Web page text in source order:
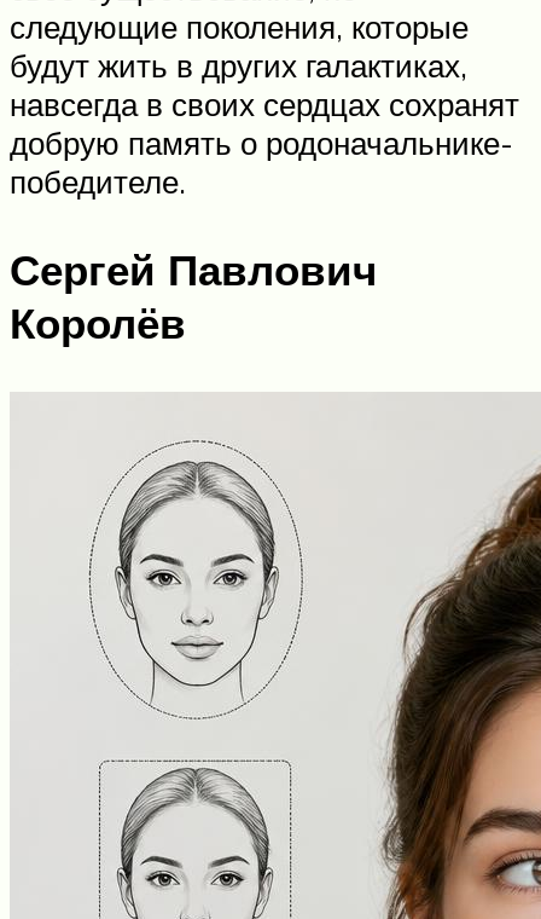
следующие поколения, которые
будут жить в других галактиках,
навсегда в своих сердцах сохранят
добрую память о родоначальнике-
победителе.
Сергей Павлович
Королёв